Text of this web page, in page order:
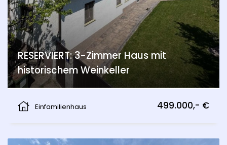
RESERVIERT: 3-Zimmer Haus mit
historischem Weinkeller
Einfamilienhaus
499.000,- €